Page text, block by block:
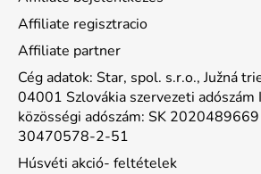
Affiliate regisztracio
Affiliate partner
Cég adatok: Star, spol. s.r.o., Južná
04001 Szlovákia szervezeti
közösségi adószám: SK
30470578-2-51
Húsvéti akció- feltételek